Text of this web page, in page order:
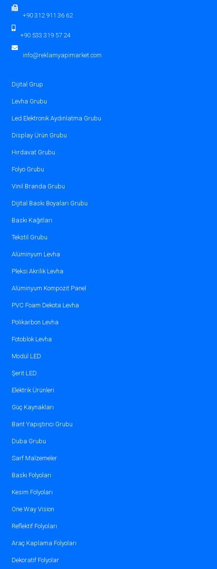
+90 312 911 36 62
+90 533 319 57 24
info@reklamyapimarket.com
Dijital Grup
Levha Grubu
Led Elektronik Aydınlatma Grubu
Display Ürün Grubu
Hırdavat Grubu
Folyo Grubu
Vinil Branda Grubu
Dijital Baskı Boyaları Grubu
Baskı Kağıtları
Tekstil Grubu
Alüminyum Levha
Pleksi Akrilik Levha
Alüminyum Kompozit Panel
PVC Foam Dekota Levha
Polikarbon Levha
Fotoblok Levha
Modül LED
Şerit LED
Elektrik Ürünleri
Güç Kaynakları
Bant Yapıştırıcı Grubu
Duba Grubu
Sarf Malzemeler
Baskı Folyoları
Kesim Folyoları
One Way Vision
Reflektif Folyoları
Araç Kaplama Folyoları
Dekoratif Folyolar